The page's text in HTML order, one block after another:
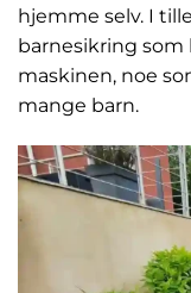
hjemme selv. I
barnesikring
maskinen, noe
mange barn.